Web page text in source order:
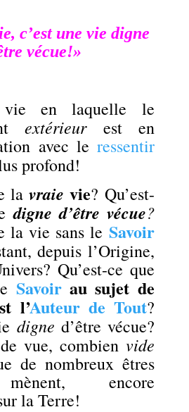
c’est une vie digne
vécue!»
en laquelle le
extérieurest en
avec le ressentir
profond!
lavraie vie? Qu’est-
digne d’être vécue?
la vie sans le Savoir
depuis l’Origine,
Qu’est-ce que
Savoirau sujet de
l’Auteur de Tout?
digne d’être vécue?
vue, combien vide
de nombreux êtres
encore
la Terre!